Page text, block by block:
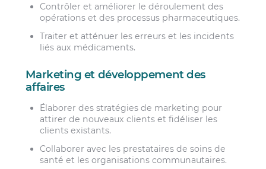
Contrôler et améliorer le déroulement des
opérations et des processus pharmaceutiques.
Traiter et atténuer les erreurs et les incidents
liés aux médicaments.
Marketing et développement des
affaires
Élaborer des stratégies de marketing pour
attirer de nouveaux clients et fidéliser les
clients existants.
Collaborer avec les prestataires de soins de
santé et les organisations communautaires.